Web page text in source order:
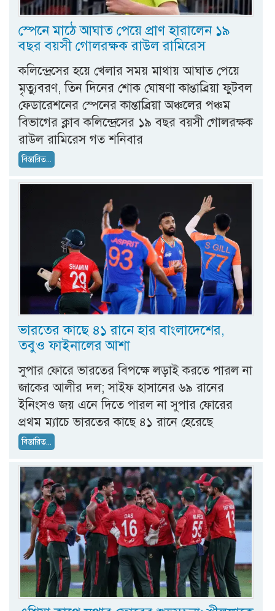
স্পেনে মাঠে আঘাত পেয়ে প্রাণ হারালেন ১৯
বছর বয়সী গোলরক্ষক রাউল রামিরেস
কলিন্দ্রেসের হয়ে খেলার সময় মাথায় আঘাত পেয়ে
মৃত্যুবরণ, তিন দিনের শোক ঘোষণা কান্তাব্রিয়া ফুটবল
ফেডারেশনের স্পেনের কান্তাব্রিয়া অঞ্চলের পঞ্চম
বিভাগের ক্লাব কলিন্দ্রেসের ১৯ বছর বয়সী গোলরক্ষক
রাউল রামিরেস গত শনিবার
বিস্তারিত...
ভারতের কাছে ৪১ রানে হার বাংলাদেশের,
তবুও ফাইনালের আশা
সুপার ফোরে ভারতের বিপক্ষে লড়াই করতে পারল না
জাকের আলীর দল; সাইফ হাসানের ৬৯ রানের
ইনিংসও জয় এনে দিতে পারল না সুপার ফোরের
প্রথম ম্যাচে ভারতের কাছে ৪১ রানে হেরেছে
বিস্তারিত...